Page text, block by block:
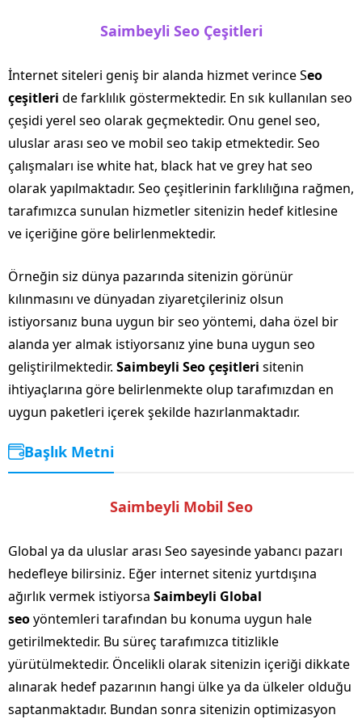
Saimbeyli Seo Çeşitleri
İnternet siteleri geniş bir alanda hizmet verince Seo
çeşitleri de farklılık göstermektedir. En sık kullanılan seo
çeşidi yerel seo olarak geçmektedir. Onu genel seo,
uluslar arası seo ve mobil seo takip etmektedir. Seo
çalışmaları ise white hat, black hat ve grey hat seo
olarak yapılmaktadır. Seo çeşitlerinin farklılığına rağmen,
tarafımızca sunulan hizmetler sitenizin hedef kitlesine
ve içeriğine göre belirlenmektedir.
Örneğin siz dünya pazarında sitenizin görünür
kılınmasını ve dünyadan ziyaretçileriniz olsun
istiyorsanız buna uygun bir seo yöntemi, daha özel bir
alanda yer almak istiyorsanız yine buna uygun seo
geliştirilmektedir. Saimbeyli Seo çeşitleri sitenin
ihtiyaçlarına göre belirlenmekte olup tarafımızdan en
uygun paketleri içerek şekilde hazırlanmaktadır.
Başlık Metni
Saimbeyli Mobil Seo
Global ya da uluslar arası Seo sayesinde yabancı pazarı
hedefleye bilirsiniz. Eğer internet siteniz yurtdışına
ağırlık vermek istiyorsa Saimbeyli Global
seoyöntemleri tarafından bu konuma uygun hale
getirilmektedir. Bu süreç tarafımızca titizlikle
yürütülmektedir. Öncelikli olarak sitenizin içeriği dikkate
alınarak hedef pazarının hangi ülke ya da ülkeler olduğu
saptanmaktadır. Bundan sonra sitenizin optimizasyon